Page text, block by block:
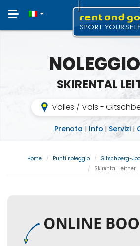
Toggle
SKIRENTAL
Valles / Vals -
Prenota | Info | Servizi |
Home Punti noleggio Gitschberg-
Skirental Leitner